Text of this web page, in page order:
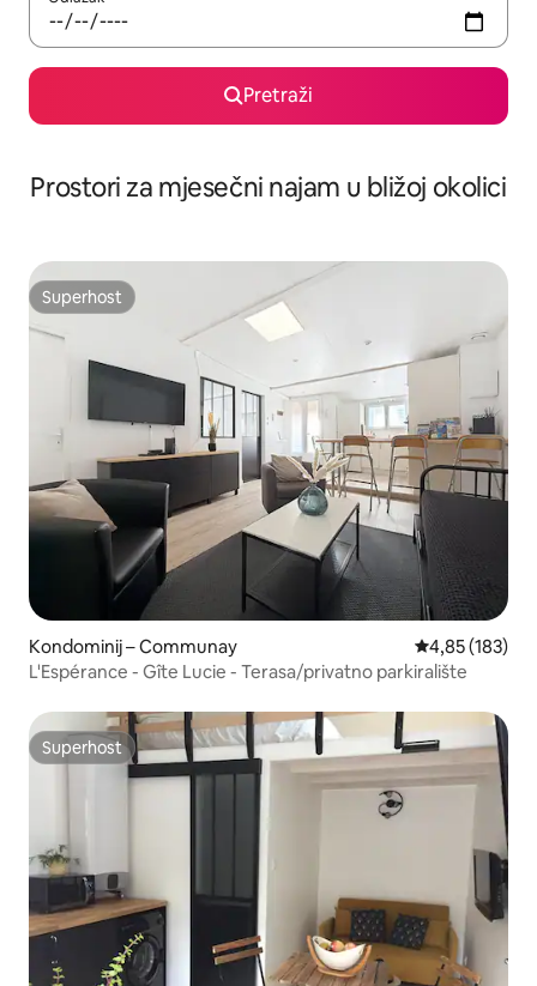
Pretraži
Prostori za mjesečni najam u bližoj okolici
Superhost
Superhost
Kondominij – Communay Prosječna
4,85 (183)
L'Espérance - Gîte Lucie - Terasa/privatno parkiralište
Superhost
Superhost